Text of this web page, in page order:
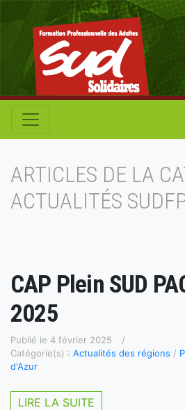
ARTICLES DE LA
ACTUALITÉS
CAP Plein SUD
2025
Publié le 4 février 2025
Catégorie(s) : Actualités des régions /
d'Azur
LIRE LA SUITE